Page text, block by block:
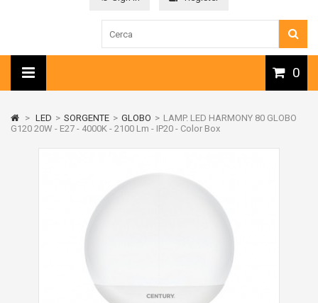
0
> LED > SORGENTE > GLOBO > LAMP. LED HARMONY 80 GLOBO
G120 20W - E27 - 4000K - 2100 Lm - IP20 - Color Box